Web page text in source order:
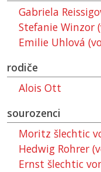
Gabriela
Stefanie Winzor
Emilie Uhlová
rodiče
Alois Ott
sourozenci
Moritz šlechtic
Hedwig Rohrer
Ernst šlechtic